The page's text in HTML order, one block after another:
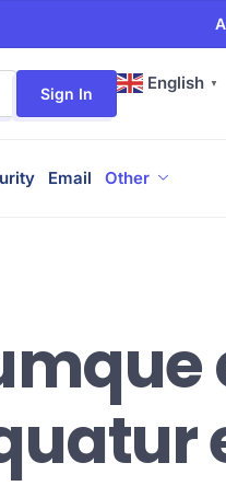
Sign In
English ▼
Email Other